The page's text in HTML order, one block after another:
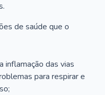
de saúde que o
inflamação das vias
para respirar e